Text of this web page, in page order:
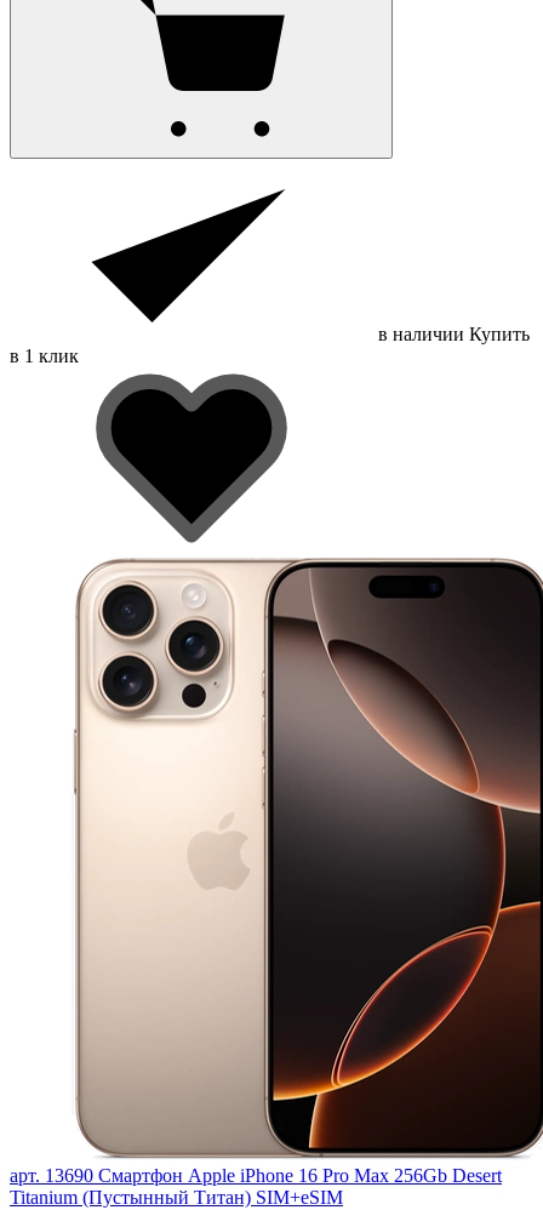
в наличии Купить
в 1 клик
арт. 13690 Смартфон Apple iPhone 16 Pro Max 256Gb Desert
Titanium (Пустынный Титан) SIM+eSIM